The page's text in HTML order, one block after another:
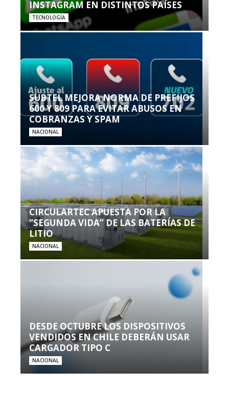
INSTAGRAM EN DISTINTOS PAÍSES
TECNOLOGÍA
SUBTEL MEJORA NORMA DE PREFIJOS
600 Y 809 PARA EVITAR ABUSOS EN
COBRANZAS Y SPAM
NACIONAL
CIRCULARTEC APUESTA POR LA
“SEGUNDA VIDA” DE LAS BATERÍAS DE
LITIO
NACIONAL
DESDE OCTUBRE LOS DISPOSITIVOS
VENDIDOS EN CHILE DEBERÁN USAR
CARGADOR TIPO C
NACIONAL